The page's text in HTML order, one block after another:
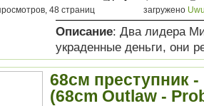
48 страниц
загружено
Описание: Два лидера
украденные деньги, они
68см преступник
(68cm Outlaw -